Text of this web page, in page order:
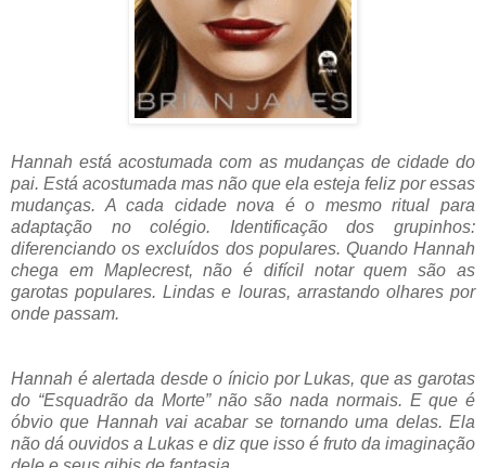
Hannah está acostumada com as mudanças de cidade do
pai. Está acostumada mas não que ela esteja feliz por essas
mudanças. A cada cidade nova é o mesmo ritual para
adaptação no colégio. Identificação dos grupinhos:
diferenciando os excluídos dos populares. Quando Hannah
chega em Maplecrest, não é difícil notar quem são as
garotas populares. Lindas e louras, arrastando olhares por
onde passam.
Hannah é alertada desde o ínicio por Lukas, que as garotas
do “Esquadrão da Morte” não são nada normais. E que é
óbvio que Hannah vai acabar se tornando uma delas. Ela
não dá ouvidos a Lukas e diz que isso é fruto da imaginação